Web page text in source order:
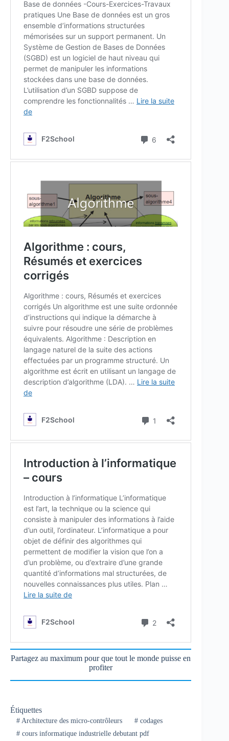
Partagez au maximum pour que tout le monde puisse en
profiter
Étiquettes
#Architecture des micro-contrôleurs #codages
#cours informatique industrielle debutant pdf